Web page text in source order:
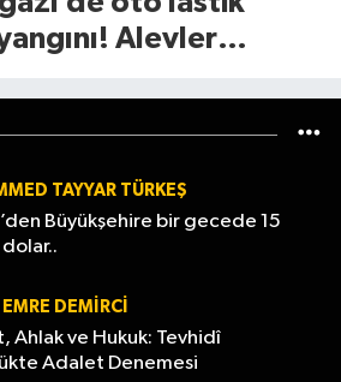
Alevler
TAYYAR TÜRKEŞ
Büyükşehire bir gecede 15
DEMIRCI
Ahlak ve Hukuk: Tevhidî
Adalet Denemesi